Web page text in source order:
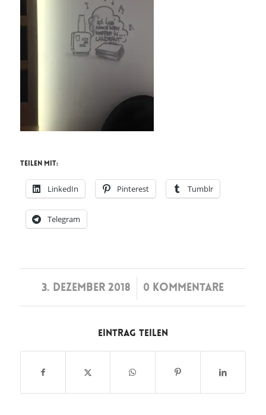
Teilen mit:
LinkedIn Pinterest Tumblr
Telegram
3. DEZEMBER 2018
/ 0 KOMMENTARE
Eintrag teilen